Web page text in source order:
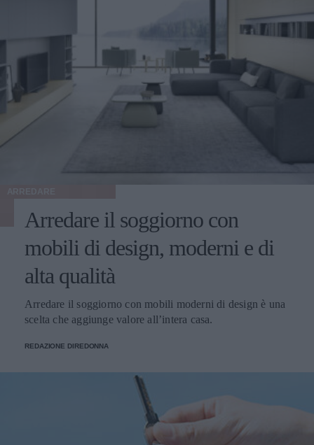
Arredare il soggiorno con
mobili di design, moderni e di
alta qualità
Arredare il soggiorno con mobili moderni di design è una
scelta che aggiunge valore all’intera casa.
REDAZIONE DIREDONNA